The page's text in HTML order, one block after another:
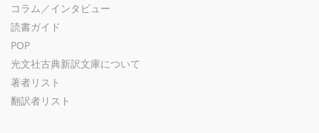
コラム／インタビュー
読書ガイド
POP
光文社古典新訳文庫について
著者リスト
翻訳者リスト